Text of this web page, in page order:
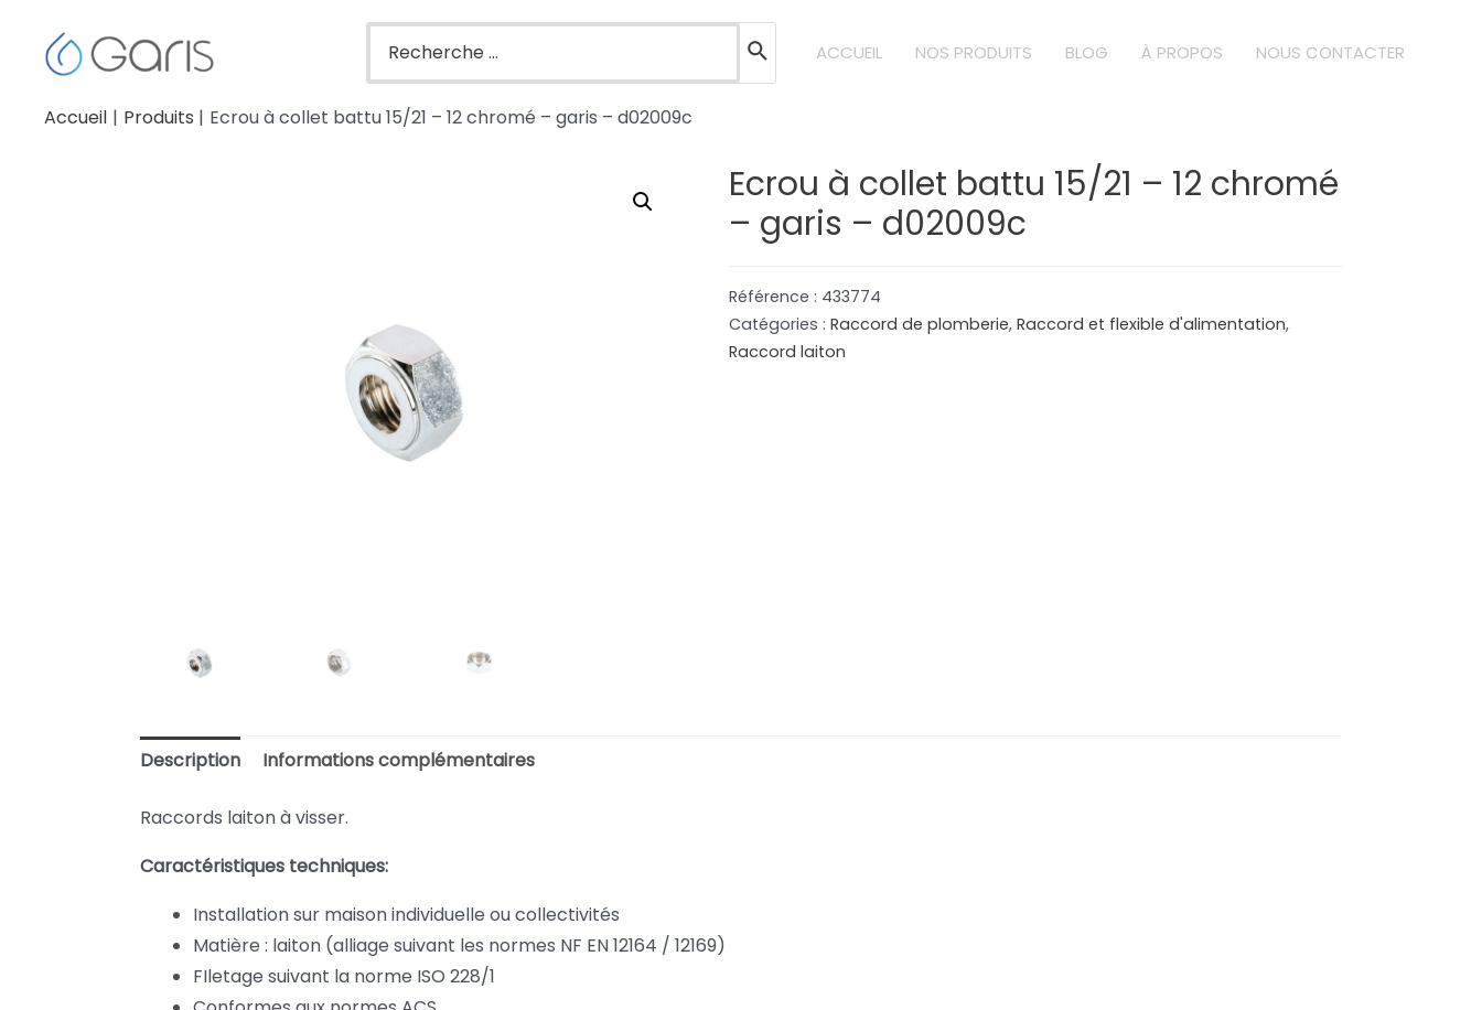
ACCUEIL NOS PRODUITS BLOG À PROPOS NOUS CONTACTER
Accueil Produits Ecrou à collet battu 15/21 – 12 chromé – garis – d02009c
Ecrou à collet battu 15/21 – 12 chromé
– garis – d02009c
Référence : 433774
Catégories :Raccord de plomberie,Raccord et flexible d'alimentation,
Raccord laiton
Description Informations complémentaires
Raccords laiton à visser.
Caractéristiques techniques:
Installation sur maison individuelle ou collectivités
Matière : laiton (alliage suivant les normes NF EN 12164 / 12169)
FIletage suivant la norme ISO 228/1